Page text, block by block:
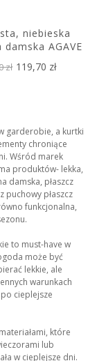
niebieska
AGAVE
zł 119,70 zł
garderobie, a kurtki
chroniące
Wśród marek
produktów- lekka,
damska, płaszcz
puchowy płaszcz
funkcjonalna,
to must-have w
może być
lekkie, ale
warunkach
cieplejsze
które
lub
w cieplejsze dni.